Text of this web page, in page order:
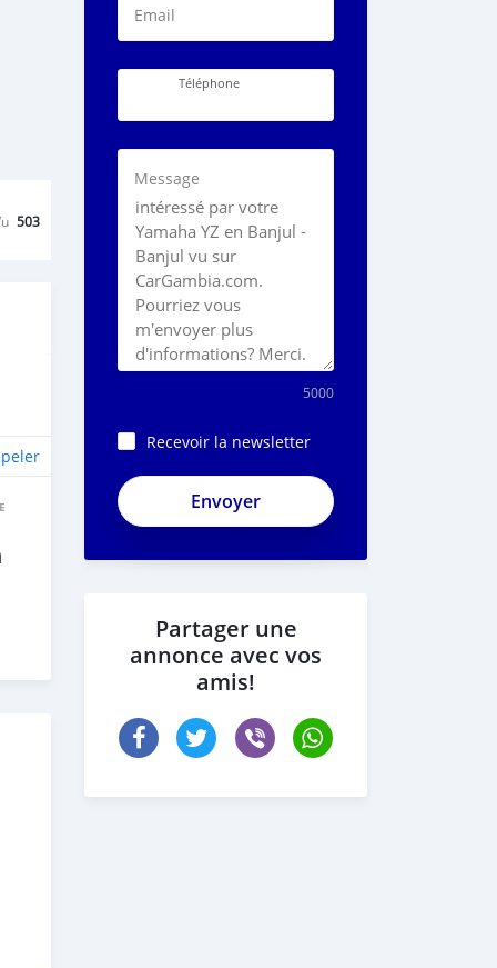
503
Email
Téléphone
Message
5000
Recevoir la newsletter
Partager une
annonce avec vos
amis!